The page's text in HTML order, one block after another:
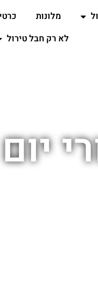
מלונות
לא רק חבל טירול